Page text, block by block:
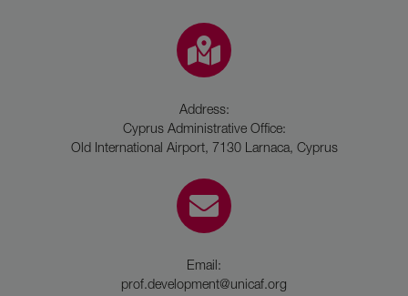
Address:
Cyprus Administrative Office:
Old International Airport, 7130 Larnaca, Cyprus
Email:
prof.development@unicaf.org